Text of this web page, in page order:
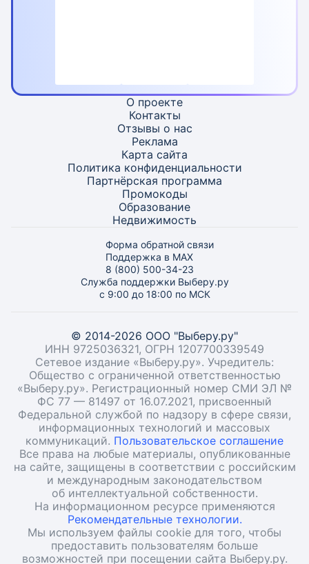
О проекте
Контакты
Отзывы о нас
Реклама
Карта сайта
Политика конфиденциальности
Партнёрская программа
Промокоды
Образование
Недвижимость
Форма обратной связи
Поддержка в MAX
8 (800) 500-34-23
Служба поддержки Выберу.ру
с 9:00 до 18:00 по МСК
© 2014-2026 ООО "Выберу.ру"
ИНН 9725036321, ОГРН 1207700339549
Сетевое издание «Выберу.ру». Учредитель:
Общество с ограниченной ответственностью
«Выберу.ру». Регистрационный номер СМИ ЭЛ №
ФС 77 — 81497 от 16.07.2021, присвоенный
Федеральной службой по надзору в сфере связи,
информационных технологий и массовых
коммуникаций. Пользовательское соглашение
Все права на любые материалы, опубликованные
на сайте, защищены в соответствии с российским
и международным законодательством
об интеллектуальной собственности.
На информационном ресурсе применяются
Рекомендательные технологии.
Мы используем файлы cookie для того, чтобы
предоставить пользователям больше
возможностей при посещении сайта Выберу.ру.